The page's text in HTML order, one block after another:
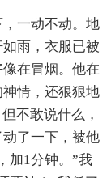
一动不动。地
如雨，衣服已被
在冒烟。他在
情，还狠狠地
不敢说什么，
了一下，被他
加1分钟。”我